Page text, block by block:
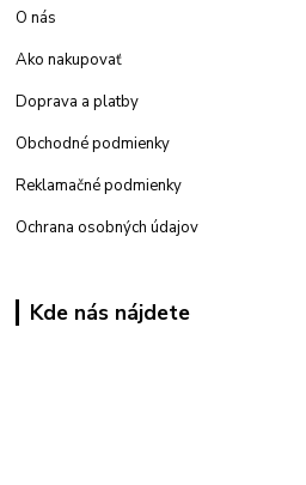
O nás
Ako nakupovať
Doprava a platby
Obchodné podmienky
Reklamačné podmienky
Ochrana osobných údajov
Kde nás nájdete